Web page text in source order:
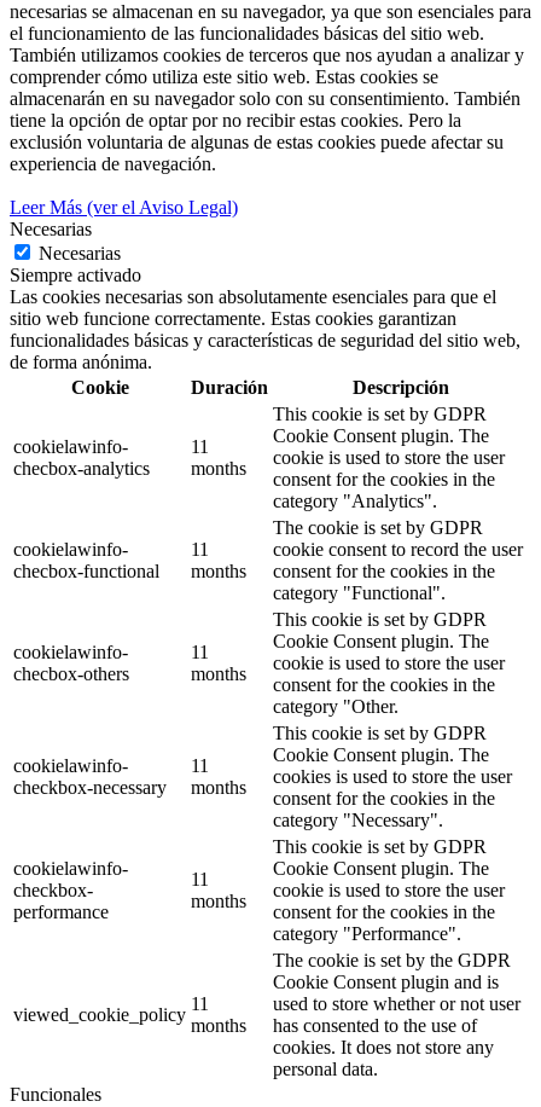
necesarias se almacenan en su navegador, ya que son esenciales para
el funcionamiento de las funcionalidades básicas del sitio web.
También utilizamos cookies de terceros que nos ayudan a analizar y
comprender cómo utiliza este sitio web. Estas cookies se
almacenarán en su navegador solo con su consentimiento. También
tiene la opción de optar por no recibir estas cookies. Pero la
exclusión voluntaria de algunas de estas cookies puede afectar su
experiencia de navegación.
Leer Más (ver el Aviso Legal)
Necesarias
Necesarias
Siempre activado
Las cookies necesarias son absolutamente esenciales para que el
sitio web funcione correctamente. Estas cookies garantizan
funcionalidades básicas y características de seguridad del sitio web,
de forma anónima.
Cookie
Duración Descripción
cookielawinfo-
checbox-analytics
11
months
This cookie is set by GDPR
Cookie Consent plugin. The
cookie is used to store the user
consent for the cookies in the
category "Analytics".
cookielawinfo-
checbox-functional
11
months
The cookie is set by GDPR
cookie consent to record the user
consent for the cookies in the
category "Functional".
cookielawinfo-
checbox-others
11
months
This cookie is set by GDPR
Cookie Consent plugin. The
cookie is used to store the user
consent for the cookies in the
category "Other.
cookielawinfo-
checkbox-necessary
11
months
This cookie is set by GDPR
Cookie Consent plugin. The
cookies is used to store the user
consent for the cookies in the
category "Necessary".
cookielawinfo-
checkbox-
performance
11
months
This cookie is set by GDPR
Cookie Consent plugin. The
cookie is used to store the user
consent for the cookies in the
category "Performance".
viewed_cookie_policy
11
months
The cookie is set by the GDPR
Cookie Consent plugin and is
used to store whether or not user
has consented to the use of
cookies. It does not store any
personal data.
Funcionales